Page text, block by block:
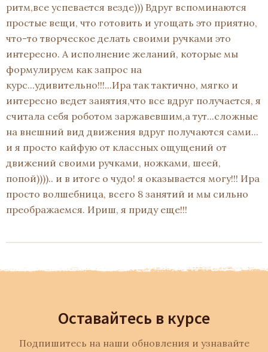
ритм,все успевается везде))) Вдруг вспоминаются
простые вещи, что готовить и угощать это приятно,
что-то творческое делать своими ручками это
интересно. А исполнение желаний, которые мы
формулируем как запрос на
курс...удивительно!!!...Ира так тактично, мягко и
интересно ведет занятия,что все вдруг получается, я
считала себя роботом заржавевшим,а тут...сложные
на внешний вид движения вдруг получаются сами...
и я просто кайфую от классных ощущений от
движений своими ручками, ножками, шеей,
попой)))).. и в итоге о чудо! я оказывается могу!!! Ира
просто волшебница, всего 8 занятий и мы сильно
преображаемся. Ириш, я приду еще!!!
Оставайтесь в курсе
Подпишитесь на наши обновления и узнавайте